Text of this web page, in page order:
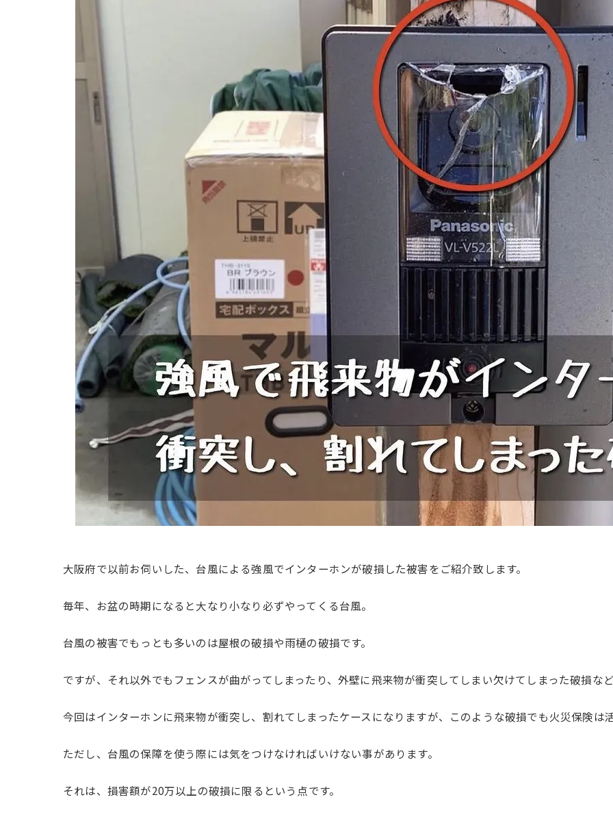
大阪府で以前お伺いした、台風による強風でインターホンが破損した被害をご紹介致します。
毎年、お盆の時期になると大なり小なり必ずやってくる台風。
台風の被害でもっとも多いのは屋根の破損や雨樋の破損です。
ですが、それ以外でもフェンスが曲がってしまったり、外壁に飛来物が衝突してしまい欠けてしまった破損な
今回はインターホンに飛来物が衝突し、割れてしまったケースになりますが、このような破損でも火災保険は
ただし、台風の保障を使う際には気をつけなければいけない事があります。
それは、損害額が20万以上の破損に限るという点です。